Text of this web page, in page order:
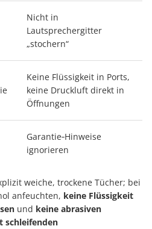
Nicht in
Lautsprechergitter
„stochern“
Keine Flüssigkeit in Ports,
keine Druckluft direkt in
Öffnungen
Garantie‑Hinweise
ignorieren
weiche, trockene Tücher; bei
anfeuchten, keine Flüssigkeit
und keine abrasiven
schleifenden